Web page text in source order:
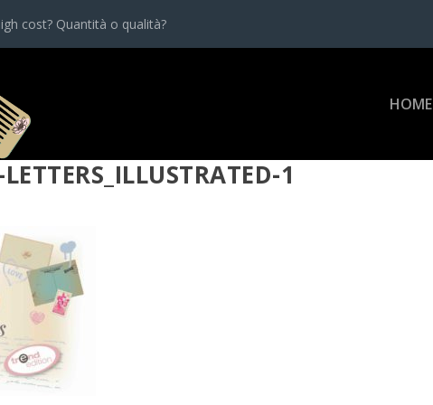
cost? Quantità o qualità?
HOME
LETTERS_ILLUSTRATED-1